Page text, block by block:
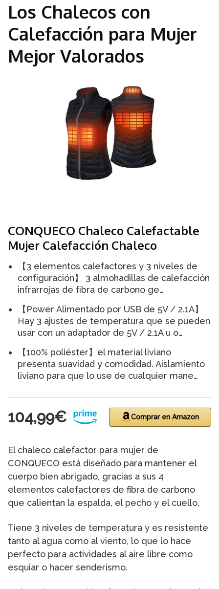
Los Chalecos con
Calefacción para Mujer
Mejor Valorados
CONQUECO Chaleco Calefactable
Mujer Calefacción Chaleco
【3 elementos calefactores y 3 niveles de
configuración】 3 almohadillas de calefacción
infrarrojas de fibra de carbono ge…
【Power Alimentado por USB de 5V / 2.1A】
Hay 3 ajustes de temperatura que se pueden
usar con un adaptador de 5V / 2.1A u o…
【100% poliéster】el material liviano
presenta suavidad y comodidad. Aislamiento
liviano para que lo use de cualquier mane…
104,99€ Comprar en Amazon
El chaleco calefactor para mujer de
CONQUECO está diseñado para mantener el
cuerpo bien abrigado, gracias a sus 4
elementos calefactores de fibra de carbono
que calientan la espalda, el pecho y el cuello.
Tiene 3 niveles de temperatura y es resistente
tanto al agua como al viento, lo que lo hace
perfecto para actividades al aire libre como
esquiar o hacer senderismo.